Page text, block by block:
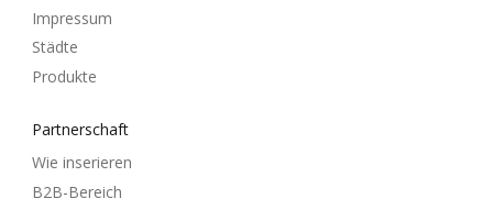
Impressum
Städte
Produkte
Partnerschaft
Wie inserieren
B2B-Bereich